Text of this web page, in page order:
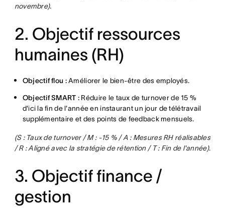
novembre).
2. Objectif ressources
humaines (RH)
Objectif flou :Améliorer le bien-être des employés.
Objectif SMART : Réduire le taux de turnover de 15 %
d'ici la fin de l'année en instaurant un jour de télétravail
supplémentaire et des points de feedback mensuels.
(S : Taux de turnover / M : -15 % / A : Mesures RH réalisables
/ R : Aligné avec la stratégie de rétention / T : Fin de l'année).
3. Objectif finance /
gestion